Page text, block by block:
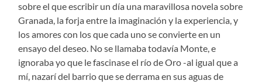
sobre el que escribir un día una maravillosa novela sobre
Granada, la forja entre la imaginación y la experiencia, y
los amores con los que cada uno se convierte en un
ensayo del deseo. No se llamaba todavía Monte, e
ignoraba yo que le fascinase el río de Oro -al igual que a
mí, nazarí del barrio que se derrama en sus aguas de